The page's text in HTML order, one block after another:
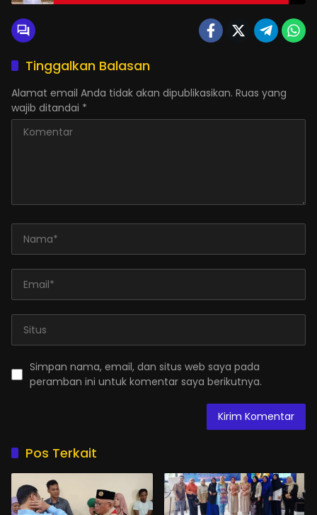
Tinggalkan Balasan
Alamat email Anda tidak akan dipublikasikan. Ruas yang
wajib ditandai *
Simpan nama, email, dan situs web saya pada
peramban ini untuk komentar saya berikutnya.
Pos Terkait